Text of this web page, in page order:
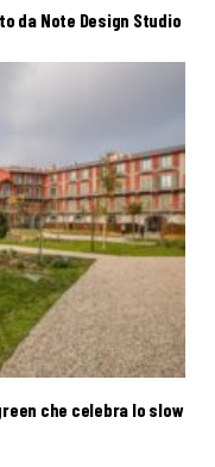
da Note Design Studio
che celebra lo slow